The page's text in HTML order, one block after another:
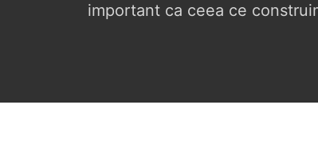
important ca ceea ce